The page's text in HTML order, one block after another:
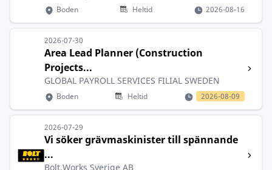
Boden Heltid 2026-08-16
2026-07-30
Area Lead Planner (Construction
Projects...
GLOBAL PAYROLL SERVICES FILIAL SWEDEN
Boden Heltid 2026-08-09
2026-07-29
Vi söker grävmaskinister till spännande
...
Bolt.Works Sverige AB